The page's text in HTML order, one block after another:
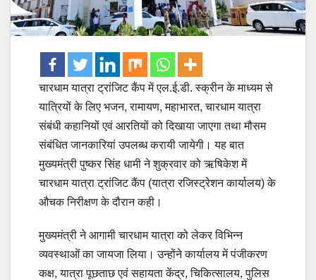
चारधाम यात्रा ट्रांजिट कैंप में एल.ई.डी. स्क्रीन के माध्यम से
यात्रियों के लिए भजन, रामायण, महाभारत, चारधाम यात्रा
संबंधी कहानियों एवं आरतियों को दिखाया जाएगा तथा मौसम
संबंधित जानकारियां उपलब्ध करायी जायेगी। यह बात
मुख्यमंत्री पुष्कर सिंह धामी ने शुक्रवार को ऋषिकेश में
चारधाम यात्रा ट्रांजिट कैंप (यात्रा रजिस्ट्रेशन कार्यालय) के
औचक निरीक्षण के दौरान कही।
मुख्यमंत्री ने आगामी चारधाम यात्रा को लेकर विभिन्न
व्यवस्थाओं का जायजा लिया। उन्होंने कार्यालय में पंजीकरण
कक्ष, यात्रा पूछताछ एवं सहायता केंद्र, चिकित्सालय, पुलिस